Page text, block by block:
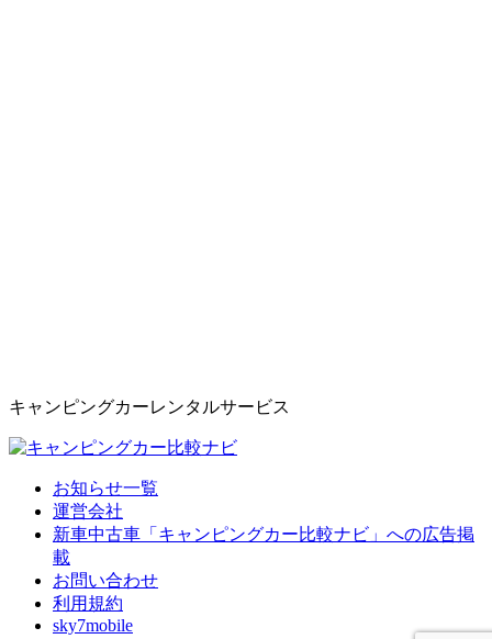
キャンピングカーレンタルサービス
お知らせ一覧
運営会社
新車中古車「キャンピングカー比較ナビ」への広告掲
載
お問い合わせ
利用規約
sky7mobile